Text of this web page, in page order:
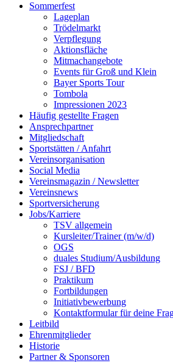
Sommerfest
Lageplan
Trödelmarkt
Verpflegung
Aktionsfläche
Mitmachangebote
Events für Groß und Klein
Bayer Sports Tour
Tombola
Impressionen 2023
Häufig gestellte Fragen
Ansprechpartner
Mitgliedschaft
Sportstätten / Anfahrt
Vereinsorganisation
Social Media
Vereinsmagazin / Newsletter
Vereinsnews
Sportversicherung
Jobs/Karriere
TSV allgemein
Kursleiter/Trainer (m/w/d)
OGS
duales Studium/Ausbildung
FSJ / BFD
Praktikum
Fortbildungen
Initiativbewerbung
Kontaktformular für deine
Leitbild
Ehrenmitglieder
Historie
Partner & Sponsoren